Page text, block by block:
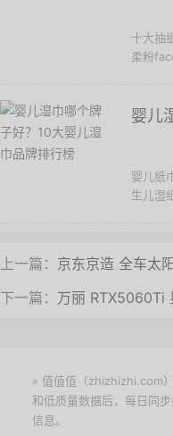
十大抽
柔粉
婴儿
婴儿纸
生儿湿
上一篇： 京东京造 全车太
下一篇： 万丽 RTX5060Ti
» 值值值（zhizhizhi.com
和低质量数据后，每日同
信息。